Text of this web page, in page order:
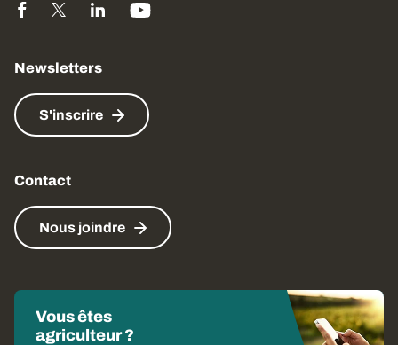
Newsletters
S'inscrire
Contact
Nous joindre
Vous êtes
agriculteur ?